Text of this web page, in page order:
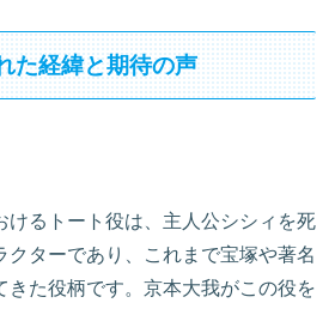
た経緯と期待の声
けるトート役は、主人公シシィを死
クターであり、これまで宝塚や著名
きた役柄です。京本大我がこの役を